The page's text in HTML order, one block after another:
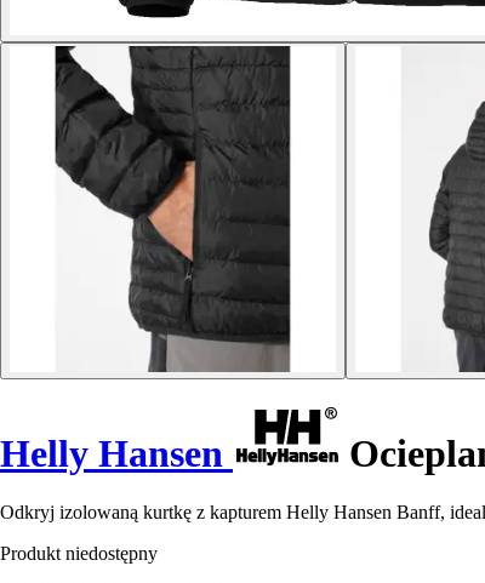
Helly Hansen
Odkryj izolowaną kurtkę z kapturem Helly Hansen Banff,
Produkt niedostępny